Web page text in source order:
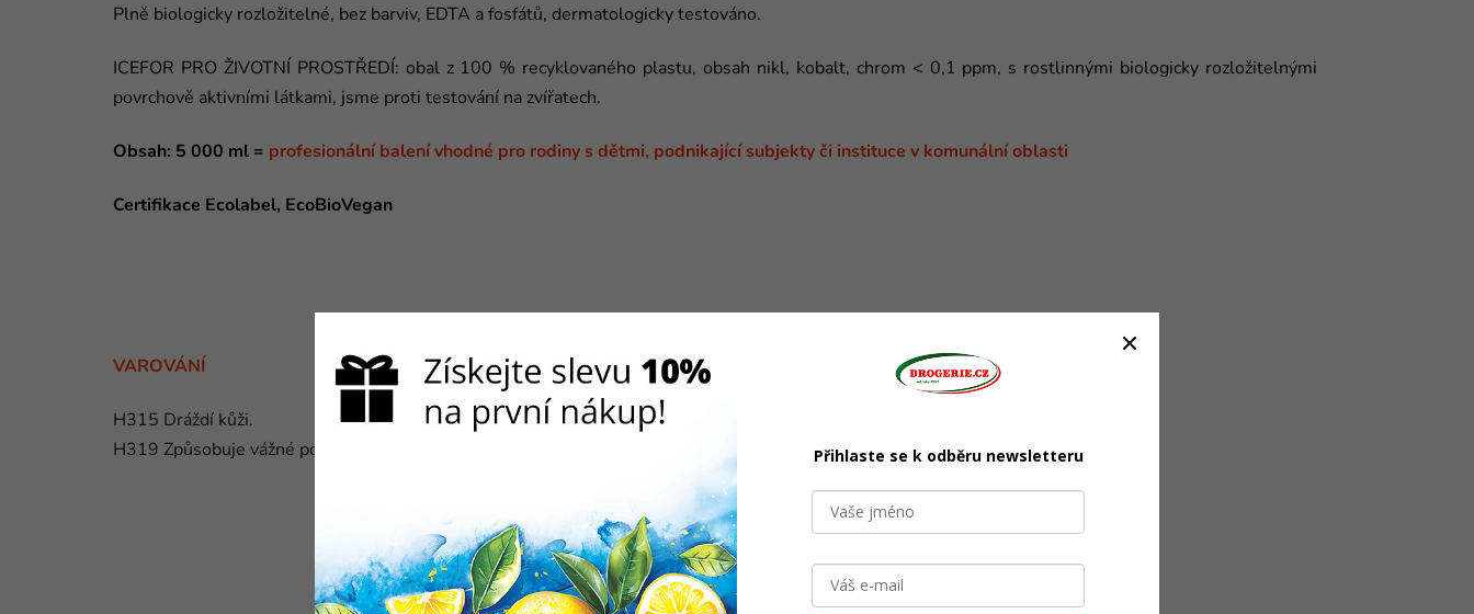
Plně biologicky rozložitelné, bez barviv, EDTA a fosfátů, dermatologicky testováno.
ICEFOR PRO ŽIVOTNÍ PROSTŘEDÍ: obal z 100 % recyklovaného plastu, obsah nikl, kobalt, chrom < 0,1 ppm, s rostlinnými biologicky rozložitelnými
povrchově aktivními látkami, jsme proti testování na zvířatech.
Obsah: 5 000 ml = profesionální balení vhodné pro rodiny s dětmi, podnikající subjekty či instituce v komunální oblasti
Certifikace Ecolabel, EcoBioVegan
VAROVÁNÍ
H315 Dráždí kůži.
H319 Způsobuje vážné podráždění očí.
Související produkty
Přihlaste se k odběru newsletteru